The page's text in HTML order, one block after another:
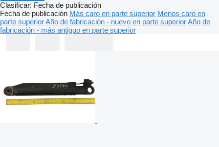
Clasificar: Fecha de publicación
Fecha de publicación Más caro en parte superior Menos caro en
parte superiorAño de fabricación - nuevo en parte superiorAño de
fabricación - más antiguo en parte superior